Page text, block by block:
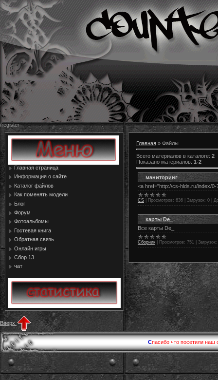
/register
Главная страница
Информация о сайте
Каталог файлов
Как поменять модели
Блог
Форум
Фотоальбомы
Гостевая книга
Обратная связь
Онлайн игры
Сбор 13
чат
Главная » Файлы
Всего материалов в каталоге: 2
Показано материалов: 1-2
маниторинг
<a href="http://cs-hlds.ru/index/
CS Просмотров: 636 Загрузок: 0
карты De_
Все карты De_
Сборник Просмотров: 751 Загрузок:
Вверх
Спасибо что посетили наш